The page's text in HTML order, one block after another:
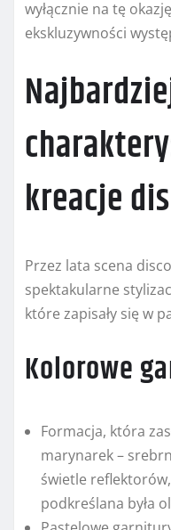
wyłącznie na tę
ekskluzywności
kreacje
Przez lata scena
spektakularne
które zapisały się w
Kolorowe
Formacja, która
marynarek –
świetle
podkreślana była